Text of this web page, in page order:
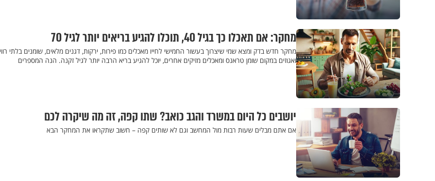
מחקר: אם תאכלו כך בגיל 40, תוכלו להגיע בריאים יותר לגיל 70
מחקר חדש בדק ומצא שמי שיצרוך בעשור החמישי לחייו מאכלים כמו פירות, ירקות, דגנים מלאים, שומנים בלתי
ואגוזים במקום שומן טראנס ומאכלים מזיקים אחרים, יוכל להגיע בריא הרבה יותר לגיל זקנה. הנה המספרים
יושבים כל היום במשרד והגב כואב? שתו קפה, זה מה שיקרה לכם
אם אתם מבלים שעות רבות מול המחשב וגם לא שותים קפה – חשוב שתקראו את המחקר הבא